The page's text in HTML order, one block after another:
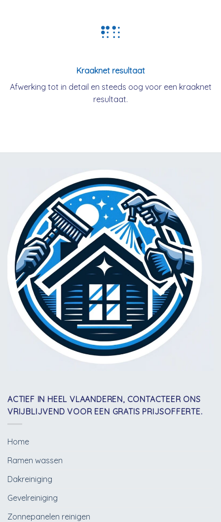
Kraaknet resultaat
Afwerking tot in detail en steeds oog voor een kraaknet
resultaat.
ACTIEF IN HEEL VLAANDEREN, CONTACTEER ONS
VRIJBLIJVEND VOOR EEN GRATIS PRIJSOFFERTE.
Home
Ramen wassen
Dakreiniging
Gevelreiniging
Zonnepanelen reinigen